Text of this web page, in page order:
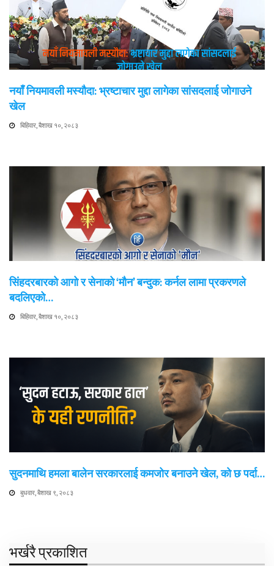
नयाँ नियमावली मस्यौदा: भ्रष्टाचार मुद्दा लागेका सांसदलाई जोगाउने
खेल
बिहिवार, बैशाख १०, २०८३
सिंहदरबारको आगो र सेनाको ‘मौन’ बन्दुक: कर्नल लामा प्रकरणले
बदलिएको…
बिहिवार, बैशाख १०, २०८३
सुदनमाथि हमला बालेन सरकारलाई कमजोर बनाउने खेल, को छ पर्दा…
बुधवार, बैशाख ९, २०८३
भर्खरै प्रकाशित